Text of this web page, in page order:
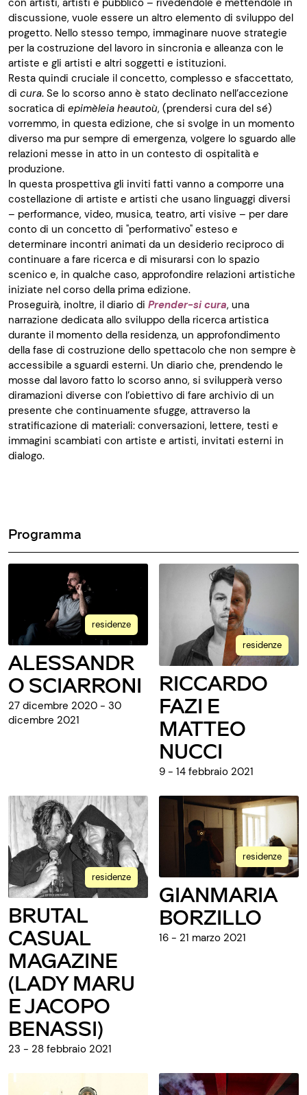
con artisti, artisti e pubblico – rivedendole e mettendole in
discussione, vuole essere un altro elemento di sviluppo del
progetto. Nello stesso tempo, immaginare nuove strategie
per la costruzione del lavoro in sincronia e alleanza con le
artiste e gli artisti e altri soggetti e istituzioni.
Resta quindi cruciale il concetto, complesso e sfaccettato,
di cura. Se lo scorso anno è stato declinato nell’accezione
socratica di epimèleia heautoù, (prendersi cura del sé)
vorremmo, in questa edizione, che si svolge in un momento
diverso ma pur sempre di emergenza, volgere lo sguardo alle
relazioni messe in atto in un contesto di ospitalità e
produzione.
In questa prospettiva gli inviti fatti vanno a comporre una
costellazione di artiste e artisti che usano linguaggi diversi
– performance, video, musica, teatro, arti visive – per dare
conto di un concetto di "performativo" esteso e
determinare incontri animati da un desiderio reciproco di
continuare a fare ricerca e di misurarsi con lo spazio
scenico e, in qualche caso, approfondire relazioni artistiche
iniziate nel corso della prima edizione.
Proseguirà, inoltre, il diario di Prender-si cura, una
narrazione dedicata allo sviluppo della ricerca artistica
durante il momento della residenza, un approfondimento
della fase di costruzione dello spettacolo che non sempre è
accessibile a sguardi esterni. Un diario che, prendendo le
mosse dal lavoro fatto lo scorso anno, si svilupperà verso
diramazioni diverse con l’obiettivo di fare archivio di un
presente che continuamente sfugge, attraverso la
stratificazione di materiali: conversazioni, lettere, testi e
immagini scambiati con artiste e artisti, invitati esterni in
dialogo.
Programma
residenze
ALESSANDR
O SCIARRONI
27 dicembre 2020 - 30
dicembre 2021
residenze
RICCARDO
FAZI E
MATTEO
NUCCI
9 - 14 febbraio 2021
residenze
BRUTAL
CASUAL
MAGAZINE
(LADY MARU
E JACOPO
BENASSI)
23 - 28 febbraio 2021
residenze
GIANMARIA
BORZILLO
16 - 21 marzo 2021